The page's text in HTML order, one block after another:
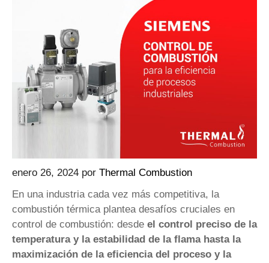
enero 26, 2024 por Thermal Combustion
En una industria cada vez más competitiva, la
combustión térmica plantea desafíos cruciales en
control de combustión: desde el control preciso de la
temperatura y la estabilidad de la flama hasta la
maximización de la eficiencia del proceso y la